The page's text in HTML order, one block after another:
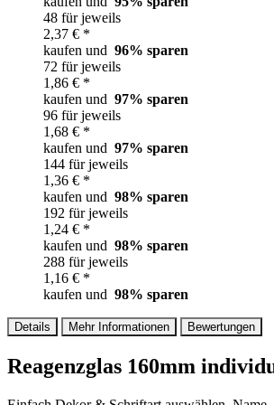
48 für jeweils
2,37 € *
kaufen und 96% sparen
72 für jeweils
1,86 € *
kaufen und 97% sparen
96 für jeweils
1,68 € *
kaufen und 97% sparen
144 für jeweils
1,36 € *
kaufen und 98% sparen
192 für jeweils
1,24 € *
kaufen und 98% sparen
288 für jeweils
1,16 € *
kaufen und 98% sparen
Details Mehr Informationen Bewertungen
Reagenzglas 160mm